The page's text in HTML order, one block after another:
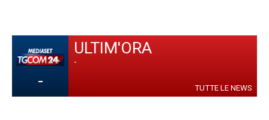
-
ULTIM'ORA
-
TUTTE LE NEWS